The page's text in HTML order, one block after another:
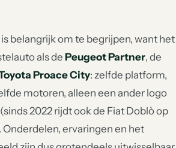
belangrijk om te begrijpen, want het
als de Peugeot Partner, de
Proace City: zelfde platform,
motoren, alleen een ander logo
2022 rijdt ook de Fiat Doblò op
Onderdelen, ervaringen en het